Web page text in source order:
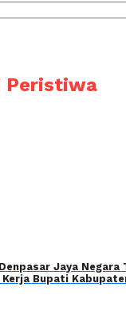
Peristiwa
Jaya Negara
Kerja Bupati